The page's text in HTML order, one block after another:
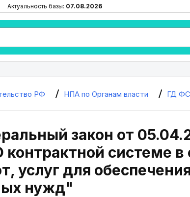
Актуальность базы: 07.08.2026
РФ НПА по Органам власти ГД
закон от
контрактной системе в
услуг для
нужд"